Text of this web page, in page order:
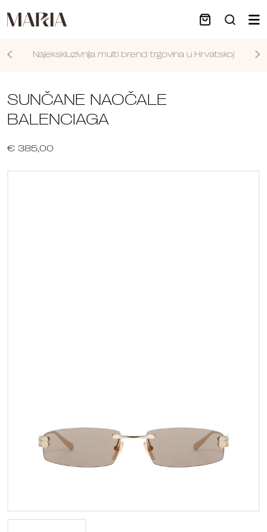
Najekskluzivnija multi brend trgovina u Hrvatskoj
SUNČANE NAOČALE
BALENCIAGA
€ 385,00